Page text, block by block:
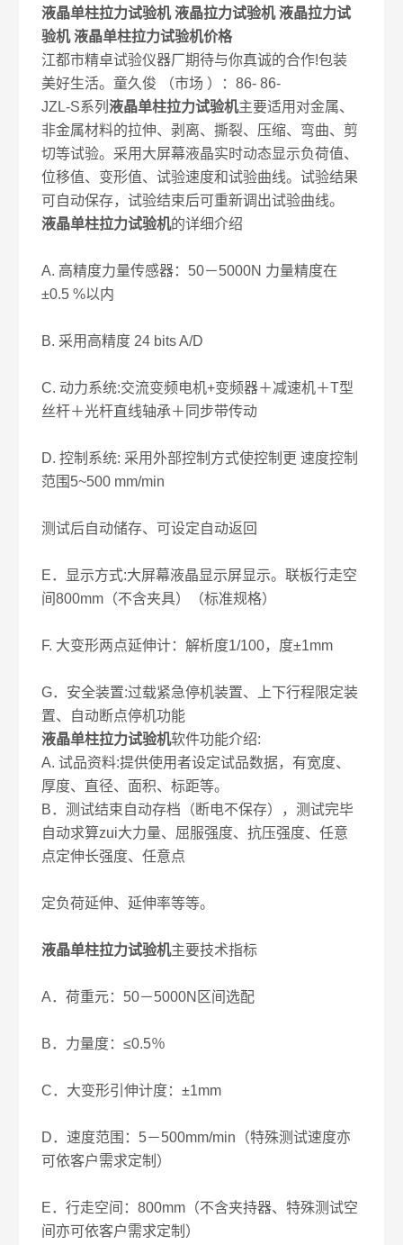
液晶单柱拉力试验机 液晶拉力试验机 液晶拉力试
验机 液晶单柱拉力试验机价格
江都市精卓试验仪器厂期待与你真诚的合作!包装
美好生活。童久俊 （市场 ）：86- 86-
JZL-S系列液晶单柱拉力试验机主要适用对金属、
非金属材料的拉伸、剥离、撕裂、压缩、弯曲、剪
切等试验。采用大屏幕液晶实时动态显示负荷值、
位移值、变形值、试验速度和试验曲线。试验结果
可自动保存，试验结束后可重新调出试验曲线。
液晶单柱拉力试验机的详细介绍
A. 高精度力量传感器：50－5000N 力量精度在
±0.5 %以内
B. 采用高精度 24 bits A/D
C. 动力系统:交流变频电机+变频器＋减速机＋T型
丝杆＋光杆直线轴承＋同步带传动
D. 控制系统: 采用外部控制方式使控制更 速度控制
范围5~500 mm/min
测试后自动储存、可设定自动返回
E．显示方式:大屏幕液晶显示屏显示。联板行走空
间800mm（不含夹具）（标准规格）
F. 大变形两点延伸计：解析度1/100，度±1mm
G．安全装置:过载紧急停机装置、上下行程限定装
置、自动断点停机功能
液晶单柱拉力试验机软件功能介绍:
A. 试品资料:提供使用者设定试品数据，有宽度、
厚度、直径、面积、标距等。
B．测试结束自动存档（断电不保存），测试完毕
自动求算zui大力量、屈服强度、抗压强度、任意
点定伸长强度、任意点
定负荷延伸、延伸率等等。
液晶单柱拉力试验机主要技术指标
A．荷重元：50－5000N区间选配
B．力量度：≤0.5％
C．大变形引伸计度：±1mm
D．速度范围：5－500mm/min（特殊测试速度亦
可依客户需求定制）
E．行走空间：800mm（不含夹持器、特殊测试空
间亦可依客户需求定制）